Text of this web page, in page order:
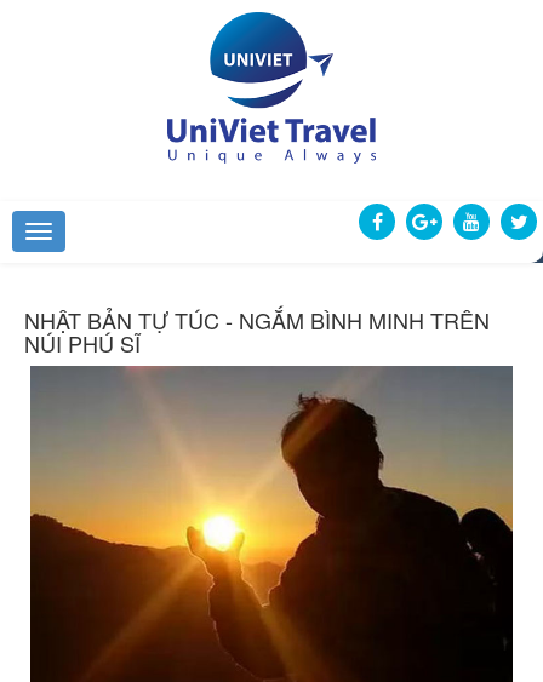
NHẬT BẢN TỰ TÚC - NGẮM BÌNH MINH TRÊN
NÚI PHÚ SĨ